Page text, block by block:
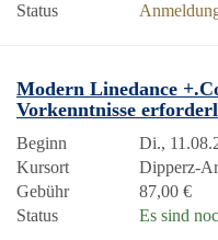
Status
Modern Linedance
Vorkenntnisse
Beginn
Di.,
Kursort
Dipperz-
Gebühr
87,00 €
Status
Es sind